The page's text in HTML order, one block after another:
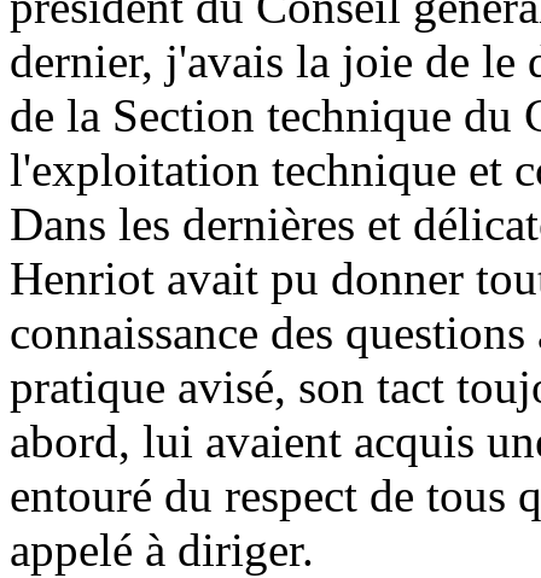
dernier, j'avais la joie de le
de la Section technique du
l'exploitation technique et
Dans les dernières et
Henriot avait pu donner
connaissance des
pratique avisé, son tact
abord, lui avaient acquis
entouré du respect de tous
appelé à diriger.